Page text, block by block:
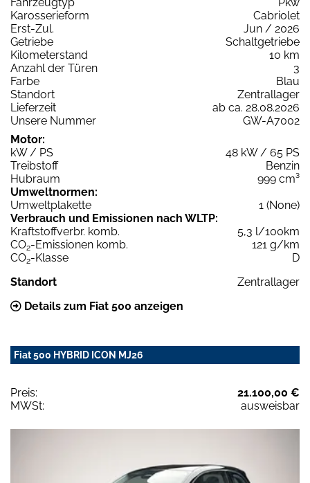
Karosserieform
Cabriolet
Erst-Zul.
Jun / 2026
Getriebe
Schaltgetriebe
Kilometerstand
10 km
Anzahl der Türen
3
Farbe
Blau
Standort
Zentrallager
Lieferzeit
ab ca. 28.08.2026
Unsere Nummer
GW-A7002
Motor:
kW / PS
48 kW / 65 PS
Treibstoff
Benzin
Hubraum
999 cm³
Umweltnormen:
Umweltplakette
1 (None)
Verbrauch und Emissionen nach WLTP:
Kraftstoffverbr. komb.
5,3 l/100km
CO2-Emissionen komb.
121 g/km
CO2-Klasse
D
Standort
Zentrallager
Details zum Fiat 500 anzeigen
Fiat 500 HYBRID ICON MJ26
Preis:
21.100,00 €
MWSt:
ausweisbar